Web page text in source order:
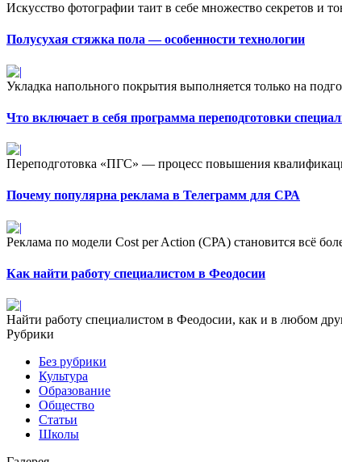
Искусство фотографии таит в себе множество секретов и
Полусухая стяжка пола — особенности технологии
Укладка напольного покрытия выполняется только на
Что включает в себя программа переподготовки
Переподготовка «ПГС» — процесс повышения
Почему популярна реклама в Телеграмм для СРА
Реклама по модели Cost per Action (СРА) становится всё
Как найти работу специалистом в Феодосии
Найти работу специалистом в Феодосии, как и в любом
Рубрики
Без рубрики
Культура
Образование
Общество
Статьи
Школы